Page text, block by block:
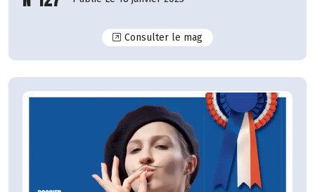
Consulter le magN°127